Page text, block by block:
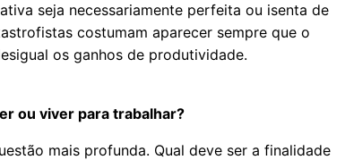
seja necessariamente perfeita ou isenta de
costumam aparecer sempre que o
os ganhos de produtividade.
ou viver para trabalhar?
mais profunda. Qual deve ser a finalidade